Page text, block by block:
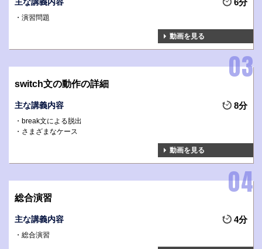
6分
演習問題
動画を見る
switch文の動作の詳細
主な講義内容 8分
break文による脱出
さまざまなケース
動画を見る
総合演習
主な講義内容 4分
総合演習